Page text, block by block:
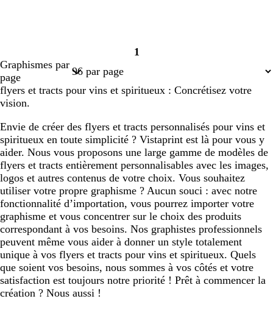
Page
1
Graphismes par
page
flyers et tracts pour vins et spiritueux : Concrétisez votre
vision.
Envie de créer des flyers et tracts personnalisés pour vins et
spiritueux en toute simplicité ? Vistaprint est là pour vous y
aider. Nous vous proposons une large gamme de modèles de
flyers et tracts entièrement personnalisables avec les images,
logos et autres contenus de votre choix. Vous souhaitez
utiliser votre propre graphisme ? Aucun souci : avec notre
fonctionnalité d’importation, vous pourrez importer votre
graphisme et vous concentrer sur le choix des produits
correspondant à vos besoins. Nos graphistes professionnels
peuvent même vous aider à donner un style totalement
unique à vos flyers et tracts pour vins et spiritueux. Quels
que soient vos besoins, nous sommes à vos côtés et votre
satisfaction est toujours notre priorité ! Prêt à commencer la
création ? Nous aussi !